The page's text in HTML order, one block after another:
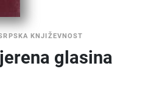
KNJIŽEVNOST
glasina